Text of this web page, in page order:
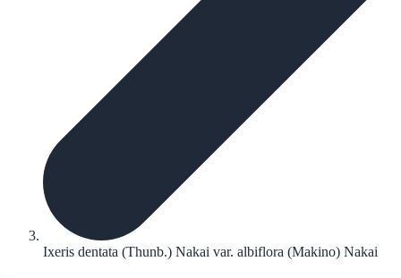
Ixeris dentata (Thunb.) Nakai var. albiflora (Makino) Nakai